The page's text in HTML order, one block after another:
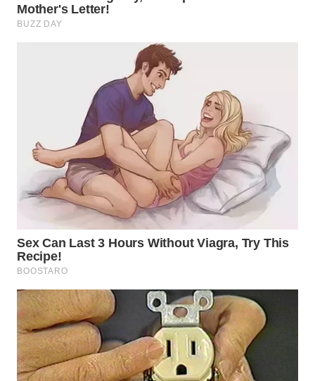
TAPANULI
TENGAH
TINGGI
WN
PAKPAK
WN
KARAWANG
BEKASI
WN
BOGOR